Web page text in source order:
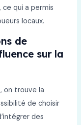
ce qui a permis
locaux.
de
sur la
on trouve la
de choisir
des